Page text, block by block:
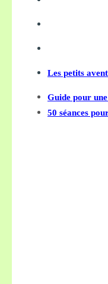
Les petits
Guide pour
50 séances